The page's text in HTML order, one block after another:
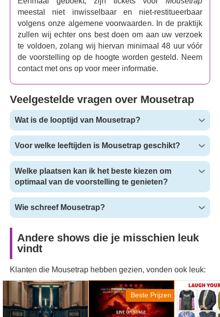
meestal niet inwisselbaar en niet-restitueerbaar
volgens onze algemene voorwaarden. In de praktijk
zullen wij echter ons best doen om aan uw verzoek
te voldoen, zolang wij hiervan minimaal 48 uur vóór
de voorstelling op de hoogte worden gesteld. Neem
contact met ons op voor meer informatie.
Veelgestelde vragen over Mousetrap
Wat is de looptijd van Mousetrap?
Voor welke leeftijden is Mousetrap geschikt?
Welke plaatsen kan ik het beste kiezen om
optimaal van de voorstelling te genieten?
Wie schreef Mousetrap?
Andere shows die je misschien leuk
vindt
Klanten die Mousetrap hebben gezien, vonden ook leuk:
Witness for the
Prosecution by Agatha
Christie
Beste Prijzen
Stranger Things: The
First Shadow
The Play
Wrong